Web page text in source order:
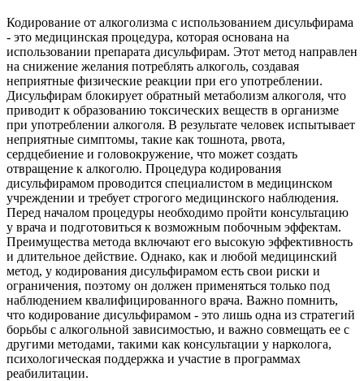
Кодирование от алкоголизма с использованием дисульфирама
- это медицинская процедура, которая основана на
использовании препарата дисульфирам. Этот метод направлен
на снижение желания потреблять алкоголь, создавая
неприятные физические реакции при его употреблении.
Дисульфирам блокирует обратный метаболизм алкоголя, что
приводит к образованию токсических веществ в организме
при употреблении алкоголя. В результате человек испытывает
неприятные симптомы, такие как тошнота, рвота,
сердцебиение и головокружение, что может создать
отвращение к алкоголю. Процедура кодирования
дисульфирамом проводится специалистом в медицинском
учреждении и требует строгого медицинского наблюдения.
Перед началом процедуры необходимо пройти консультацию
у врача и подготовиться к возможным побочным эффектам.
Преимущества метода включают его высокую эффективность
и длительное действие. Однако, как и любой медицинский
метод, у кодирования дисульфирамом есть свои риски и
ограничения, поэтому он должен применяться только под
наблюдением квалифицированного врача. Важно помнить,
что кодирование дисульфирамом - это лишь одна из стратегий
борьбы с алкогольной зависимостью, и важно совмещать ее с
другими методами, такими как консультации у нарколога,
психологическая поддержка и участие в программах
реабилитации.